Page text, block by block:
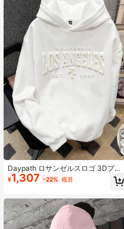
Daypath ロサンゼルスロゴ 3Dプリ
ント オーバーサイズ メンズ ルーズ
フィット ドロップショルダー 厚手パ
着用可能
¥1,307 -22% 概算